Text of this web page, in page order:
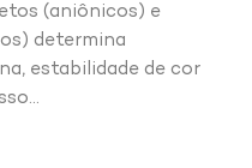
(aniônicos) e
determina
estabilidade de cor